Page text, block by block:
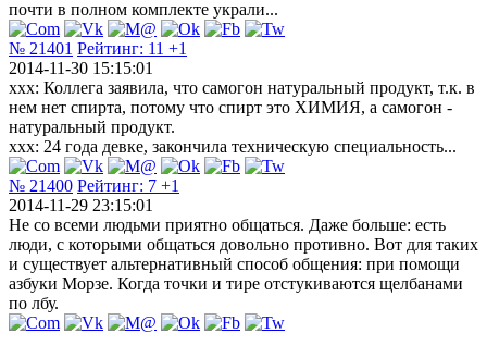
почти в полном комплекте украли...
№ 21401 Рейтинг: 11 +1
2014-11-30 15:15:01
xxx: Коллега заявила, что самогон натуральный продукт, т.к. в
нем нет спирта, потому что спирт это ХИМИЯ, а самогон -
натуральный продукт.
xxx: 24 года девке, закончила техническую специальность...
№ 21400 Рейтинг: 7 +1
2014-11-29 23:15:01
Не со всеми людьми приятно общаться. Даже больше: есть
люди, с которыми общаться довольно противно. Вот для таких
и существует альтернативный способ общения: при помощи
азбуки Морзе. Когда точки и тире отстукиваются щелбанами
по лбу.